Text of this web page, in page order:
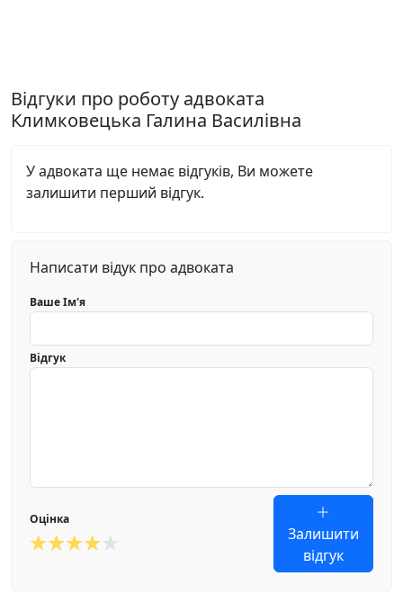
Відгуки про роботу адвоката
Климковецька Галина Василівна
У адвоката ще немає відгуків, Ви можете
залишити перший відгук.
Написати відук про адвоката
Ваше Ім'я
Відгук
Оцінка
Залишити
відгук